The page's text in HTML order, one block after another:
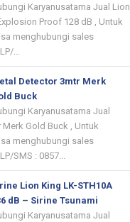
Karyanusatama Jual Lion
Proof 128 dB , Untuk
menghubungi sales
...
Detector 3mtr Merk
Buck
Karyanusatama Jual
Gold Buck , Untuk
menghubungi sales
SMS : 0857...
Lion King LK-STH10A
dB – Sirine Tsunami
Karyanusatama Jual